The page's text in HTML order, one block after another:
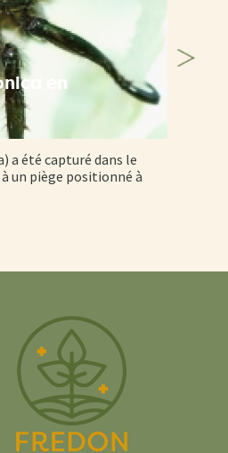
en
a été capturé dans le
un piège positionné à